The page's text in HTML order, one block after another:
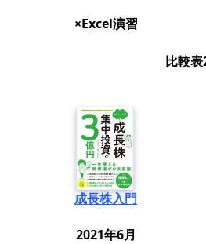
×Excel演習
比較表
成長株入門
2021年6月